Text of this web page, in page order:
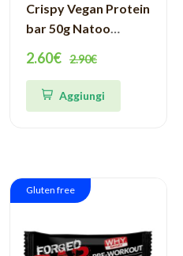
Crispy Vegan Protein
bar 50g Natoo
2.60€ 2.90€
Aggiungi
Gluten free